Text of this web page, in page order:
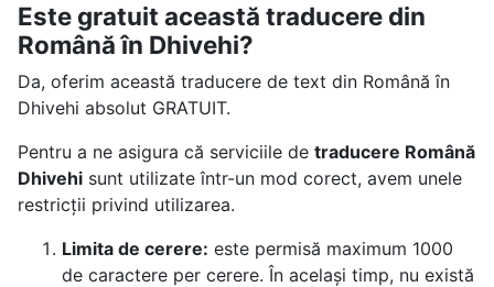
Este gratuit această traducere din
Română în Dhivehi?
Da, oferim această traducere de text din Română în
Dhivehi absolut GRATUIT.
Pentru a ne asigura că serviciile de traducere Română
Dhivehisunt utilizate într-un mod corect, avem unele
restricții privind utilizarea.
Limita de cerere: este permisă maximum 1000
de caractere per cerere. În același timp, nu există